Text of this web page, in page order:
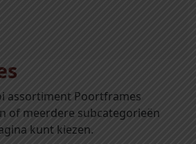
assortiment Poortframes
of meerdere subcategorieën
kunt kiezen.